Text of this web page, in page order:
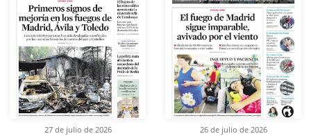
27 de julio de 2026 26 de julio de 2026